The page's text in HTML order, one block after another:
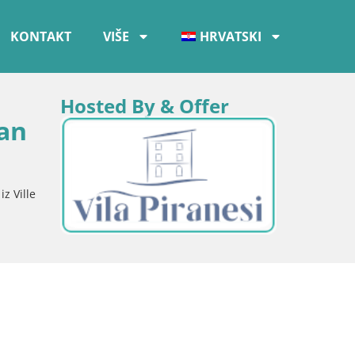
KONTAKT VIŠE HRVATSKI
Ville
Hosted By & Offer